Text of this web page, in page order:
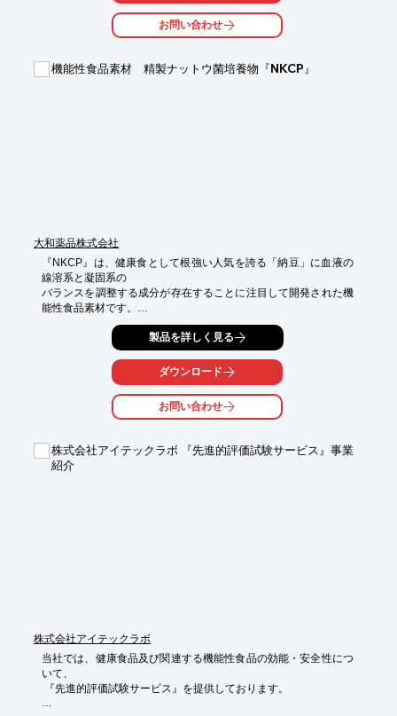
お問い合わせ
機能性食品素材 精製ナットウ菌培養物『NKCP』
大和薬品株式会社
『NKCP』は、健康食として根強い人気を誇る「納豆」に血液の
線溶系と凝固系の
バランスを調整する成分が存在することに注目して開発された機
能性食品素材です。
当製品の主成分バチロペプチダーゼFは従来のナットウキナーゼ
とは物質そのものが
異なり、抗凝固作用、血液粘度低下作用、血栓溶解作用のトリプ
ルファンクションを
持つことが特長です。
精製加工により、納豆臭、菌体およびビタミンK2を問題のない程
血栓症予防素材として誰でも一定量のバチロペプチダーゼFを摂
取できるようになりました。
製品を詳しく見る
ダウンロード
お問い合わせ
株式会社アイテックラボ 『先進的評価試験サービス』事業
紹介
株式会社アイテックラボ
当社では、健康食品及び関連する機能性食品の効能・安全性につ
いて、
『先進的評価試験サービス』を提供しております。